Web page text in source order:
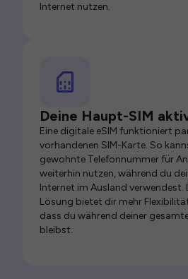
Internet nutzen.
Deine Haupt-SIM
Eine digitale eSIM funktioniert
vorhandenen SIM-Karte. So
gewohnte Telefonnummer für
weiterhin nutzen, während du
Internet im Ausland verwendest.
Lösung bietet dir mehr
dass du während deiner
bleibst.